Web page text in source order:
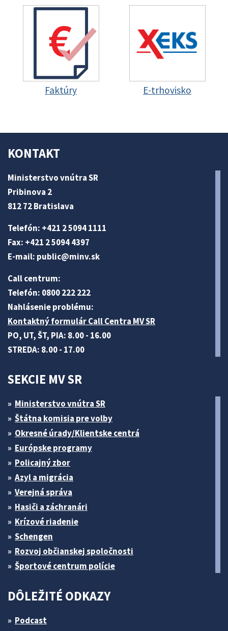
Faktúry E-trhovisko
KONTAKT
Ministerstvo vnútra SR
Pribinova 2
812 72 Bratislava
Telefón: +421 2 5094 1111
Fax: +421 2 5094 4397
E-mail: public@minv.sk
Call centrum:
Telefón: 0800 222 222
Nahlásenie problému:
Kontaktný formulár Call Centra MV SR
PO, UT, ŠT, PIA: 8.00 - 16.00
STREDA: 8.00 - 17.00
SEKCIE MV SR
Ministerstvo vnútra SR
Štátna komisia pre volby
Okresné úrady/Klientske centrá
Európske programy
Policajný zbor
Azyl a migrácia
Verejná správa
Hasiči a záchranári
Krízové riadenie
Schengen
Rozvoj občianskej spoločnosti
Športové centrum polície
DÔLEŽITÉ ODKAZY
Podcast